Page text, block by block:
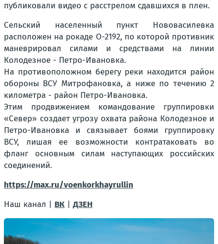
публиковали видео с расстрелом сдавшихся в плен.
Сельский населенный пункт Нововасилевка
расположен на рокаде О-2192, по которой противник
маневрировал силами и средствами на линии
Колодезное - Петро-Ивановка.
На противоположном берегу реки находится район
обороны ВСУ Митрофановка, а ниже по течению 2
километра - район Петро-Ивановка.
Этим продвижением командование группировки
«Север» создает угрозу охвата района Колодезное и
Петро-Ивановка и связывает боями группировку
ВСУ, лишая ее возможности контратаковать во
фланг основным силам наступающих российских
соединений.
https://max.ru/voenkorkhayrullin
Наш канал | ВК |ДЗЕН